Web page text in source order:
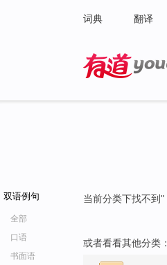
词典 翻译
双语例句
全部
口语
书面语
当前分类下找不到"
或者看看其他分类：